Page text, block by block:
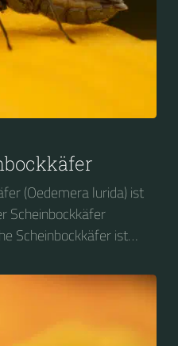
(Oedemera lurida) ist
Scheinbockkäfer
Scheinbockkäfer ist
nobilis).